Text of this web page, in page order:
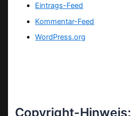
Eintrags-Feed
Kommentar-Feed
WordPress.org
Copyright-Hinweis: